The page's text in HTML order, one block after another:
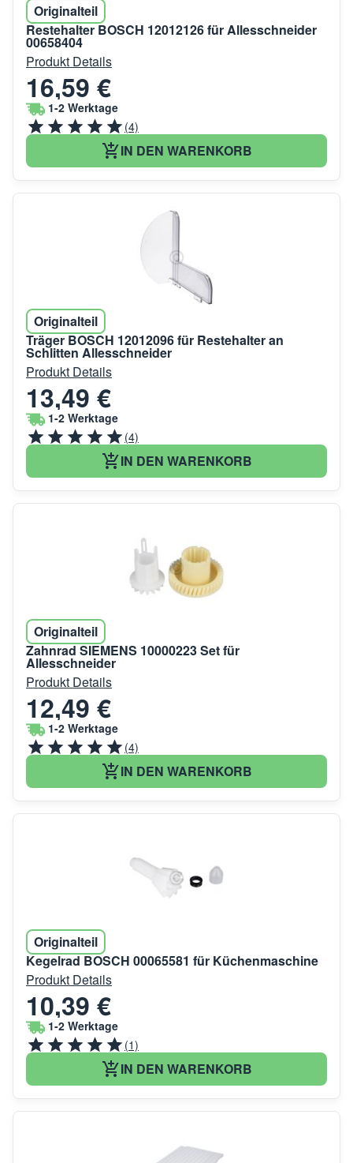
Originalteil
Restehalter BOSCH 12012126 für Allesschneider
00658404
Produkt Details
16,59 €
1-2 Werktage
(4)
IN DEN WARENKORB
Originalteil
Träger BOSCH 12012096 für Restehalter an
Schlitten Allesschneider
Produkt Details
13,49 €
1-2 Werktage
(4)
IN DEN WARENKORB
Originalteil
Zahnrad SIEMENS 10000223 Set für
Allesschneider
Produkt Details
12,49 €
1-2 Werktage
(4)
IN DEN WARENKORB
Originalteil
Kegelrad BOSCH 00065581 für Küchenmaschine
Produkt Details
10,39 €
1-2 Werktage
(1)
IN DEN WARENKORB